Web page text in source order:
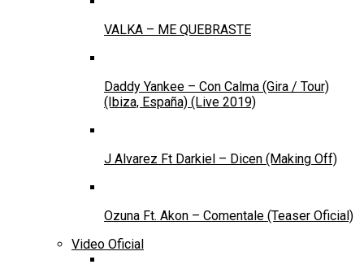
VALKA – ME QUEBRASTE
Daddy Yankee – Con Calma (Gira / Tour)
(Ibiza, España) (Live 2019)
J Alvarez Ft Darkiel – Dicen (Making Off)
Ozuna Ft. Akon – Comentale (Teaser Oficial)
Video Oficial